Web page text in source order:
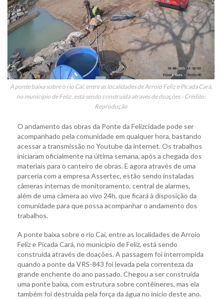
A ponte baixa sobre o rio Caí, entre as localidades de Arroio Feliz e Picada Cará,
no município de Feliz, está sendo construída através de doações - Crédito:
Reprodução
O andamento das obras da Ponte da Felizcidade pode ser
acompanhado pela comunidade em qualquer hora, bastando
acessar a transmissão no Youtube da internet. Os trabalhos
iniciaram oficialmente na última semana, após a chegada dos
materiais para o canteiro de obras. E agora através de uma
parceria com a empresa Assertec, estão sendo instaladas
câmeras internas de monitoramento, central de alarmes,
além de uma câmera ao vivo 24h, que ficará à disposição da
comunidade para que possa acompanhar o andamento dos
trabalhos.
A ponte baixa sobre o rio Caí, entre as localidades de Arroio
Feliz e Picada Cará, no município de Feliz, está sendo
construída através de doações. A passagem foi interrompida
quando a ponte da VRS-843 foi levada pela correnteza da
grande enchente do ano passado. Chegou a ser construída
uma ponte baixa, com estrutura sobre contêineres, mas ela
também foi destruída pela força da água no início deste ano.